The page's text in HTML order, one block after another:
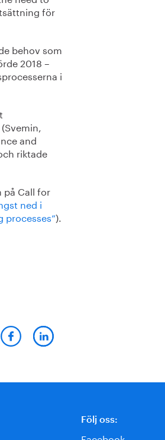
för
behov som
2018 –
i
and
riktade
på Call for
ned i
).
Följ oss: